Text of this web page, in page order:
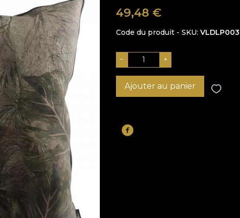
49,48 €
Code du produit - SKU
− +
Ajouter au panier